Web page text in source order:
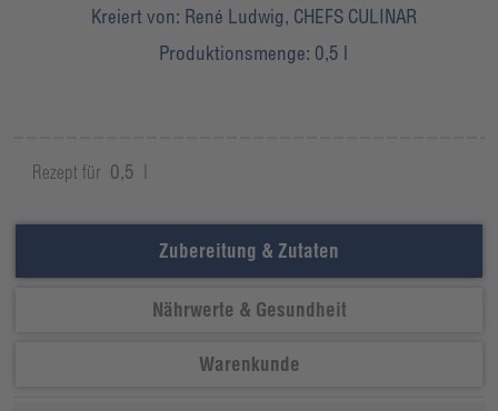
Kreiert von: René Ludwig, CHEFS CULINAR
Produktionsmenge: 0,5 l
Rezept für 0,5 l
Zubereitung & Zutaten
Nährwerte & Gesundheit
Warenkunde